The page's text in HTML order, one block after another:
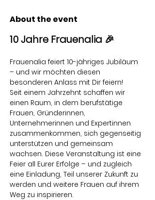
About the event
10 Jahre Frauenalia 🎉
Frauenalia feiert 10-jähriges Jubiläum
– und wir möchten diesen
besonderen Anlass mit Dir feiern!
Seit einem Jahrzehnt schaffen wir
einen Raum, in dem berufstätige
Frauen, Gründerinnen,
Unternehmerinnen und Expertinnen
zusammenkommen, sich gegenseitig
unterstützen und gemeinsam
wachsen. Diese Veranstaltung ist eine
Feier all Eurer Erfolge – und zugleich
eine Einladung, Teil unserer Zukunft zu
werden und weitere Frauen auf ihrem
Weg zu inspirieren.